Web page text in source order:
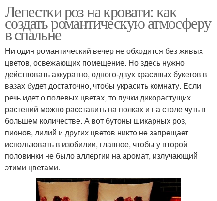
Лепестки роз на кровати: как
создать романтическую атмосферу
в спальне
Ни один романтический вечер не обходится без живых
цветов, освежающих помещение. Но здесь нужно
действовать аккуратно, одного-двух красивых букетов в
вазах будет достаточно, чтобы украсить комнату. Если
речь идет о полевых цветах, то пучки дикорастущих
растений можно расставить на полках и на столе чуть в
большем количестве. А вот бутоны шикарных роз,
пионов, лилий и других цветов никто не запрещает
использовать в изобилии, главное, чтобы у второй
половинки не было аллергии на аромат, излучающий
этими цветами.